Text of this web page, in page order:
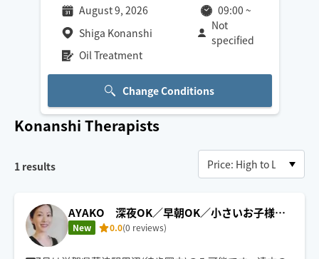
August 9, 2026 09:00 ~
Shiga Konanshi
Not
specified
Oil Treatment
Change Conditions
Konanshi Therapists
1 results
AYAKO 深夜OK／早朝OK／小さいお子様の
いる方大歓迎
New 0.0(0 reviews)